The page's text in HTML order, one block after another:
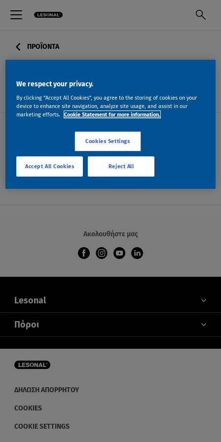
ΠΡΟΪΟΝΤΑ
2K-FILLER-540
ΔΕΛΤΙΑ ΠΛΗΡΟΦΟΡΙΩΝ
ΜΕΤΑΒΑΣΗ ΣΤΗΝ ΑΝΑΖΉΤΗΣΗ ΔΔΑ
Ακολουθήστε μας
Lesonal
ΠΟΙΟΙ ΕΙΜΑΣΤΕ
ΕΠΙΚΟΙΝΩΝΙΑ
ΝΕΑ ΚΑΙ ΕΚΔΗΛΩΣΕΙΣ
Πόροι
ΔΙΑΝΟΜΕΙΣ
ΔΗΛΩΣΗ ΑΠΟΡΡΗΤΟΥ
COOKIES
COOKIE SETTINGS
We respect your privacy.
By clicking “Accept All Cookies”, you agree to the storing of cookies on your
device to enhance site navigation, analyze site usage, and assist in our
marketing efforts.
Cookie Statement for more information.
Cookies Settings
Reject All
Accept All Cookies